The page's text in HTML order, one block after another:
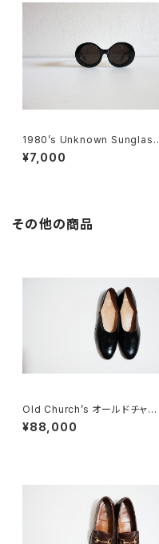
1980’s Unknown Sunglass
es
¥7,000
その他の商品
Old Church’s オールドチャー
チ ドクターシューズ 9.5F
¥88,000